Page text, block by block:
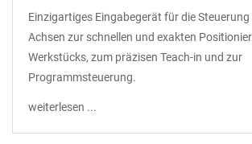
Einzigartiges Eingabegerät für die
Achsen zur schnellen und exakten
Werkstücks, zum präzisen Teach-in und zur
Programmsteuerung.
weiterlesen ...